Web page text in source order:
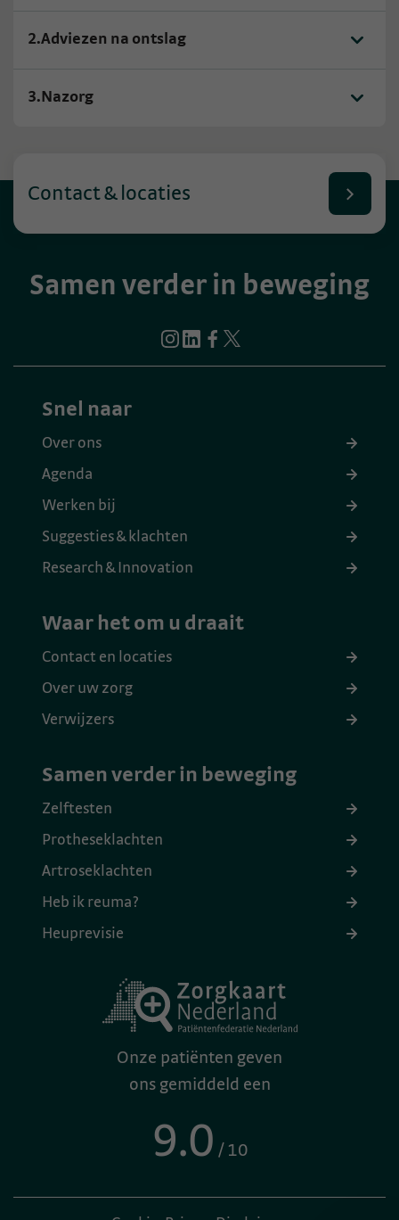
2.Adviezen na ontslag
3. Nazorg
Samen verder in beweging
Contact & locaties
Snel naar
Over ons
Agenda
Werken bij
Suggesties & klachten
Research & Innovation
Waar het om u draait
Contact en locaties
Over uw zorg
Verwijzers
Samen verder in beweging
Zelftesten
Protheseklachten
Artroseklachten
Heb ik reuma?
Heuprevisie
Onze patiënten geven
ons gemiddeld een
9.0 / 10